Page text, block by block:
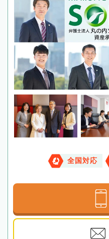
全国対応